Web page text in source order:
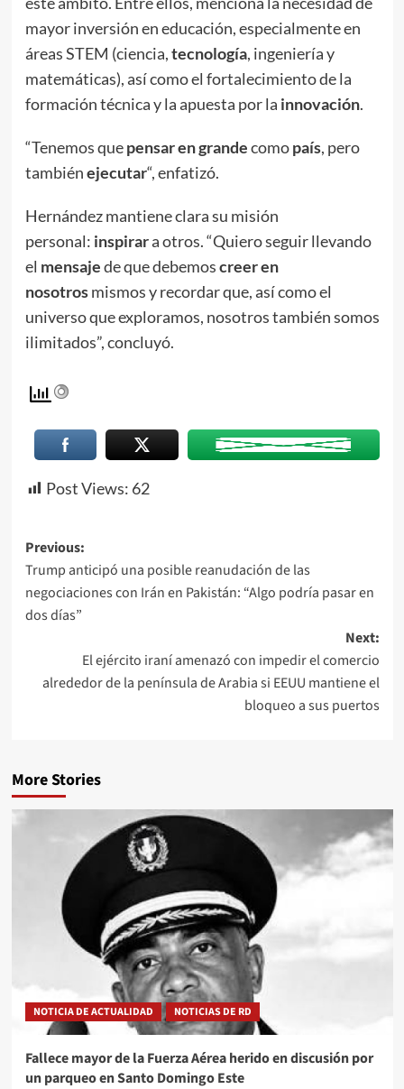
mayor inversión en educación, especialmente en
áreas STEM (ciencia,tecnología, ingeniería y
matemáticas), así como el fortalecimiento de la
formación técnica y la apuesta por la innovación.
“Tenemos quepensar en grandecomopaís, pero
tambiénejecutar“, enfatizó.
Hernández mantiene clara su misión
personal: inspirara otros. “Quiero seguir llevando
el mensajede que debemoscreer en
nosotrosmismos y recordar que, así como el
universo que exploramos, nosotros también somos
ilimitados”, concluyó.
Post Views: 62
Previous:
Trump anticipó una posible reanudación de las
negociaciones con Irán en Pakistán: “Algo podría pasar en
dos días”
Next:
El ejército iraní amenazó con impedir el comercio
alrededor de la península de Arabia si EEUU mantiene el
bloqueo a sus puertos
More Stories
NOTICIA DE ACTUALIDAD NOTICIAS DE RD
Fallece mayor de la Fuerza Aérea herido en discusión por
un parqueo en Santo Domingo Este